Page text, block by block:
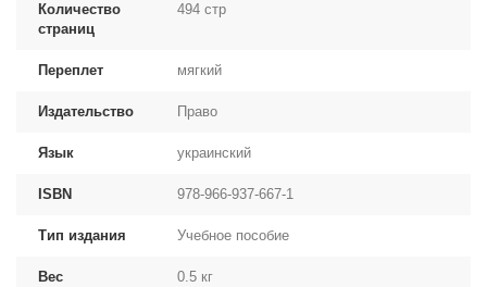
Количество
страниц
494 стр
Переплет мягкий
Издательство Право
Язык украинский
ISBN 978-966-937-667-1
Тип издания Учебное пособие
Вес 0.5 кг